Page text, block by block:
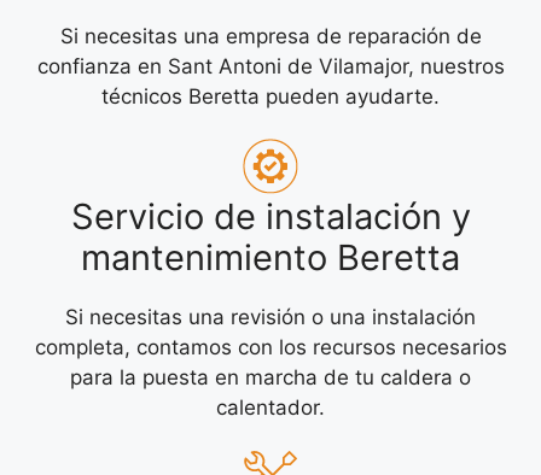
Si necesitas una empresa de reparación de
confianza en Sant Antoni de Vilamajor, nuestros
técnicos Beretta pueden ayudarte.
Servicio de instalación y
mantenimiento Beretta
Si necesitas una revisión o una instalación
completa, contamos con los recursos necesarios
para la puesta en marcha de tu caldera o
calentador.